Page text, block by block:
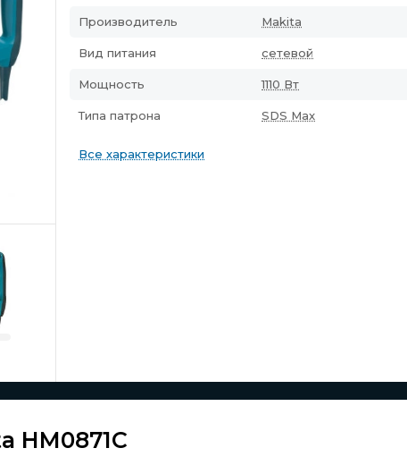
Производитель Makita
Вид питания сетевой
Мощность 1110 Вт
Типа патрона SDS Max
Все характеристики
HM0871C